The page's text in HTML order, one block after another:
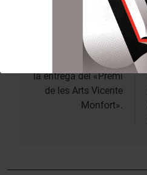
Navegación
entradas
Anterior:
Mª José Llorens en
la entrega del «Premi
de les Arts Vicente
Monfort».